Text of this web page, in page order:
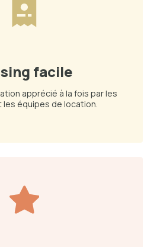
facile
apprécié à la fois par les
équipes de location.